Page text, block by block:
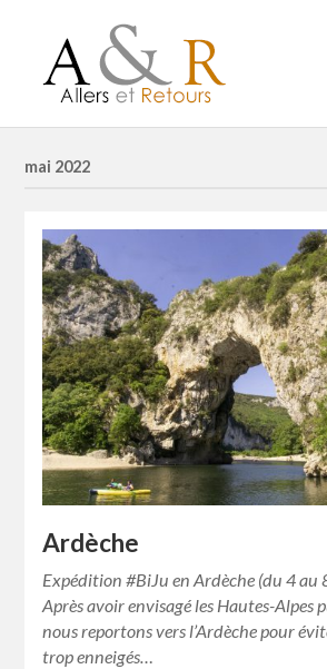
mai 2022
Ardèche
Expédition #BiJu en Ardèche (du 4 au
Après avoir envisagé les Hautes-Alpes
nous reportons vers l’Ardèche pour
trop enneigés…